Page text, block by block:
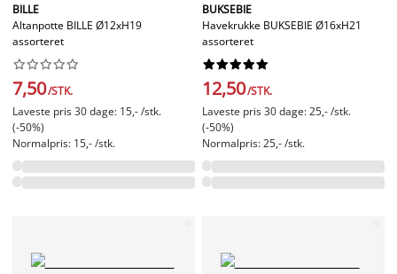
BILLE
Altanpotte BILLE Ø12xH19
assorteret






7,50/STK.
Laveste pris 30 dage: 15,- /stk.
(-50%)
Normalpris: 15,- /stk.
BUKSEBIE
Havekrukke BUKSEBIE Ø16xH21
assorteret






12,50/STK.
Laveste pris 30 dage: 25,- /stk.
(-50%)
Normalpris: 25,- /stk.